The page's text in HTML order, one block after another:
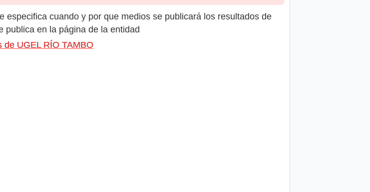
cuando y por que medios se publicará los resultados de
publica en la página de la entidad
de UGEL RÍO TAMBO